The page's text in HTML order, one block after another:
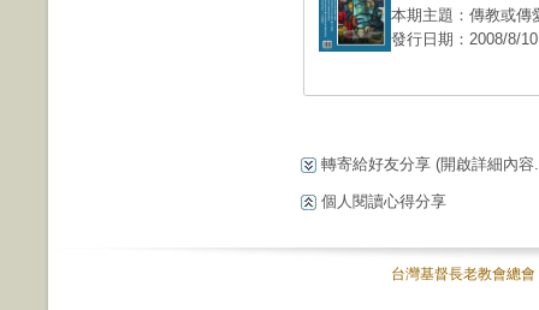
本期主題：傳教或傳
發行日期：2008/8/10
轉寄給好友分享 (開啟詳細內容
個人閱讀心得分享
台灣基督長老教會總會